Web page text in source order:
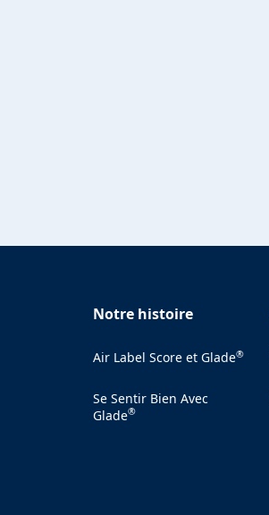
Notre histoire
Air Label Score et Glade®
Se Sentir Bien Avec
Glade®